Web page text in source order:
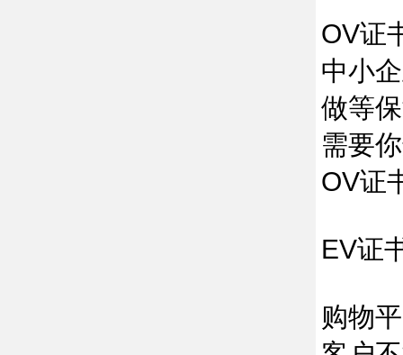
OV证
中小
做等
需要
OV证
EV证
购物